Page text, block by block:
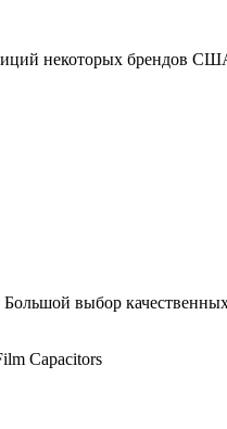
некоторых брендов
выбор
Capacitors